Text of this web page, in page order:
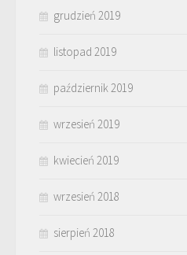
grudzień 2019
listopad 2019
październik 2019
wrzesień 2019
kwiecień 2019
wrzesień 2018
sierpień 2018